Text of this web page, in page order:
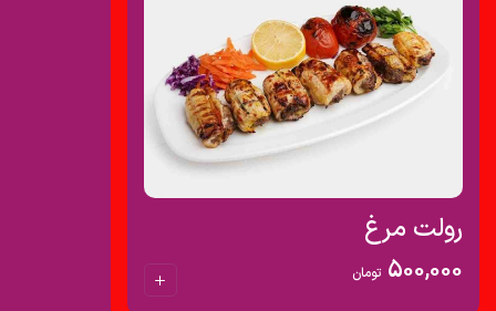
رولت مرغ
500,000 تومان